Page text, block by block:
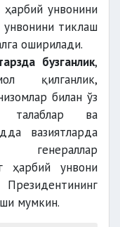
унвонини
тиклаш
оширилади.
бузганлик,
қилганлик,
билан ўз
талаблар ва
вазиятларда
генераллар
ҳарбий унвони
Президентининг
мумкин.